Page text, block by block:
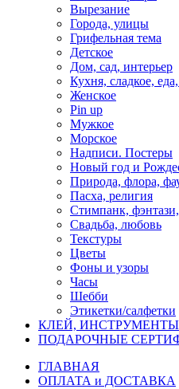
Вырезание
Города, улицы
Грифельная тема
Детское
Дом, сад, интерьер
Кухня, сладкое,
Женское
Pin up
Мужкое
Морское
Надписи. Постеры
Новый год и
Природа, флора,
Пасха, религия
Стимпанк,
Свадьба, любовь
Текстуры
Цветы
Фоны и узоры
Часы
Шебби
Этикетки/салфетки
КЛЕЙ, ИНСТРУМЕНТЫ
ПОДАРОЧНЫЕ
ГЛАВНАЯ
ОПЛАТА и ДОСТАВКА